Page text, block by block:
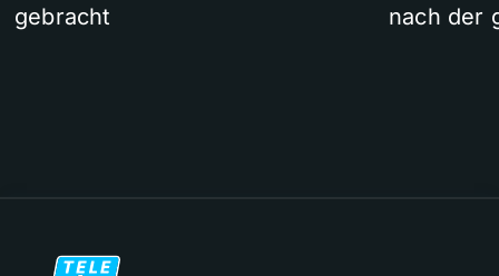
gebracht
nach der